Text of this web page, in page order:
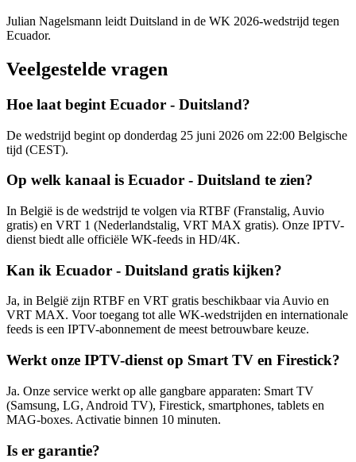
Julian Nagelsmann leidt Duitsland in de WK 2026-wedstrijd tegen
Ecuador.
Veelgestelde vragen
Hoe laat begint Ecuador - Duitsland?
De wedstrijd begint op donderdag 25 juni 2026 om 22:00 Belgische
tijd (CEST).
Op welk kanaal is Ecuador - Duitsland te zien?
In België is de wedstrijd te volgen via RTBF (Franstalig, Auvio
gratis) en VRT 1 (Nederlandstalig, VRT MAX gratis). Onze IPTV-
dienst biedt alle officiële WK-feeds in HD/4K.
Kan ik Ecuador - Duitsland gratis kijken?
Ja, in België zijn RTBF en VRT gratis beschikbaar via Auvio en
VRT MAX. Voor toegang tot alle WK-wedstrijden en internationale
feeds is een IPTV-abonnement de meest betrouwbare keuze.
Werkt onze IPTV-dienst op Smart TV en Firestick?
Ja. Onze service werkt op alle gangbare apparaten: Smart TV
(Samsung, LG, Android TV), Firestick, smartphones, tablets en
MAG-boxes. Activatie binnen 10 minuten.
Is er garantie?